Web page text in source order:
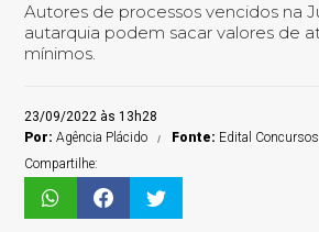
Autores de processos vencidos na
autarquia podem sacar valores de
mínimos.
23/09/2022 às 13h28
Por: Agência Plácido Fonte: Edital
Compartilhe: